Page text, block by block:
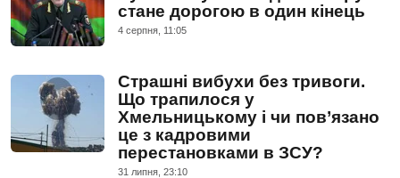
стане дорогою в один кінець
4 серпня, 11:05
Страшні вибухи без тривоги.
Що трапилося у
Хмельницькому і чи пов’язано
це з кадровими
перестановками в ЗСУ?
31 липня, 23:10